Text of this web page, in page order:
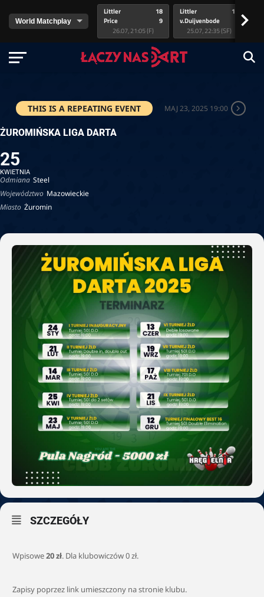
Littler
Price
18
9
26.07, 21:05 (F)
Littler
v.Duijvenbode
17
25.07, 22:35 (SF)
>
THIS IS A REPEATING EVENT MAJ 23, 2025 19:00
ŻUROMIŃSKA LIGA DARTA
25
KWIETNIA
Odmiana Steel
Województwo Mazowieckie
Miasto Żuromin
SZCZEGÓŁY
Wpisowe20 zł. Dla klubowiczów 0 zł.
Zapisy poprzez link umieszczony na stronie klubu.